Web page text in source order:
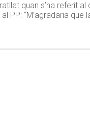
quan s’ha referit
PP: “M’agradaria